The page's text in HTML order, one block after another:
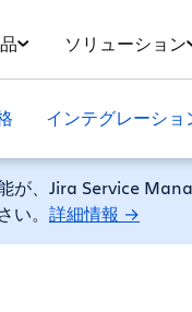
ソリューション
が、Jira Service
。 詳細情報 →
インテグレーショ